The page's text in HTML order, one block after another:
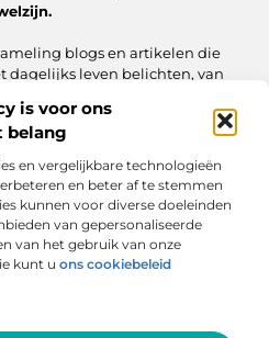
is voor ons
belang
en vergelijkbare technologieën
en beter af te stemmen
kunnen voor diverse doeleinden
van gepersonaliseerde
van het gebruik van onze
kunt u ons cookiebeleid
blogs en artikelen die
dagelijks leven belichten, van